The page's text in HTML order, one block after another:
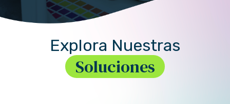
Explora Nuestras
Soluciones